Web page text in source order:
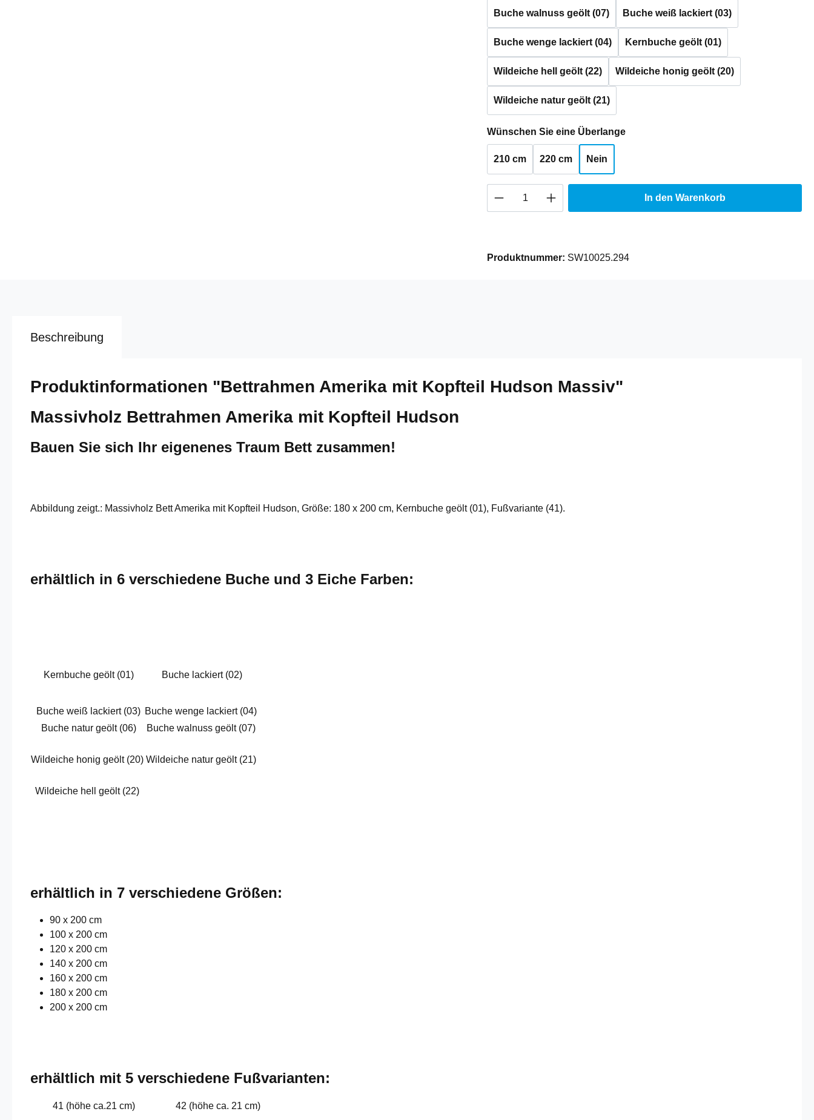
Buche walnuss geölt (07) Buche weiß lackiert (03)
Buche wenge lackiert (04) Kernbuche geölt (01)
Wildeiche hell geölt (22) Wildeiche honig geölt (20)
Wildeiche natur geölt (21)
Wünschen Sie eine Überlangeauswählen
210 cm 220 cm Nein
Produkt Anzahl: Gib den gewünschten Wert ein
In den Warenkorb
Produktnummer: SW10025.294
Beschreibung
Produktinformationen "Bettrahmen Amerika mit Kopfteil Hudson Massiv"
Massivholz Bettrahmen Amerika mit Kopfteil Hudson
Bauen Sie sich Ihr eigenenes Traum Bett zusammen!
Abbildung zeigt.: Massivholz Bett Amerika mit Kopfteil Hudson, Größe: 180 x 200 cm, Kernbuche geölt (01), Fußvariante (41).
erhältlich in 6 verschiedene Buche und 3 Eiche Farben:
Kernbuche geölt (01) Buche lackiert (02)
Buche weiß lackiert (03) Buche wenge lackiert (04)
Buche natur geölt (06)
Buche walnuss geölt (07)
Wildeiche honig geölt (20) Wildeiche natur geölt (21)
Wildeiche hell geölt (22)
erhältlich in 7 verschiedene Größen:
90 x 200 cm
100 x 200 cm
120 x 200 cm
140 x 200 cm
160 x 200 cm
180 x 200 cm
200 x 200 cm
erhältlich mit 5 verschiedene Fußvarianten:
41 (höhe ca.21 cm) 42 (höhe ca. 21 cm)